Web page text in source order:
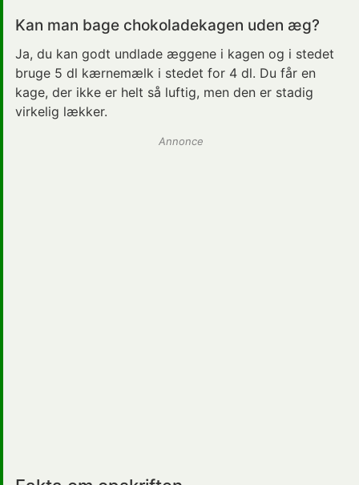
Kan man bage chokoladekagen uden æg?
Ja, du kan godt undlade æggene i kagen og i stedet
bruge 5 dl kærnemælk i stedet for 4 dl. Du får en
kage, der ikke er helt så luftig, men den er stadig
virkelig lækker.
Annonce